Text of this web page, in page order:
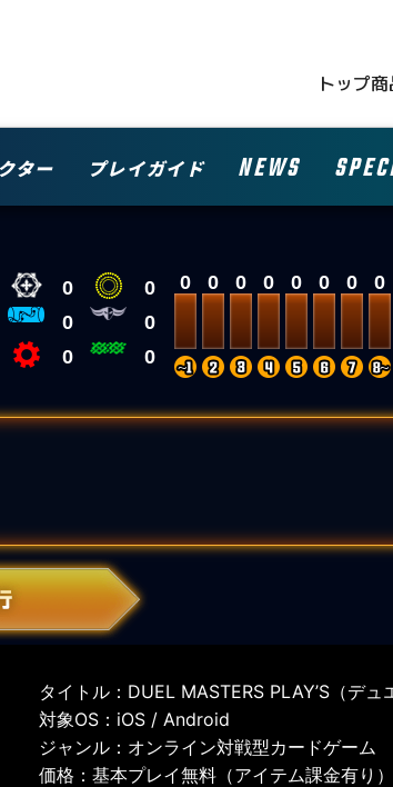
トップ
ター プレイガイド NEWS
0
0
0
0
0
0
0 0 0 0 0 0 0 0
タイトル：DUEL MASTERS PLAY’S（デュ
対象OS：iOS / Android
ジャンル：オンライン対戦型カードゲーム
価格：基本プレイ無料（アイテム課金有り）